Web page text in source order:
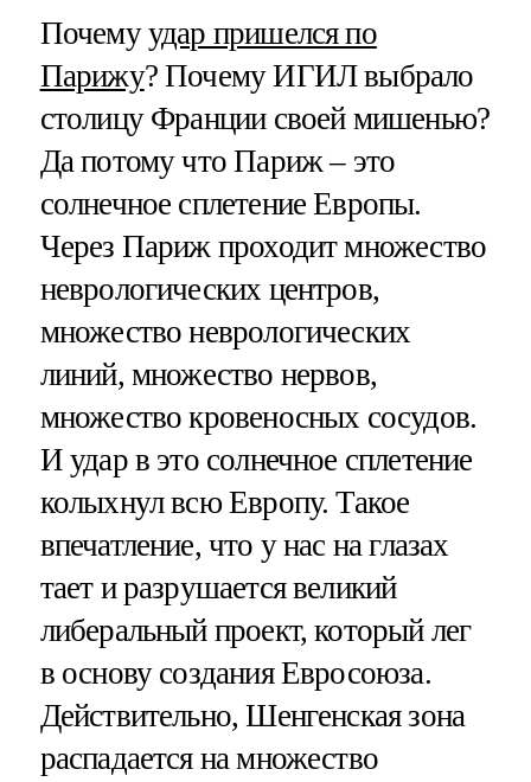
Почемуудар пришелся по
Парижу? Почему ИГИЛ выбрало
столицу Франции своей мишенью?
Да потому что Париж – это
солнечное сплетение Европы.
Через Париж проходит множество
неврологических центров,
множество неврологических
линий, множество нервов,
множество кровеносных сосудов.
И удар в это солнечное сплетение
колыхнул всю Европу. Такое
впечатление, что у нас на глазах
тает и разрушается великий
либеральный проект, который лег
в основу создания Евросоюза.
Действительно, Шенгенская зона
распадается на множество